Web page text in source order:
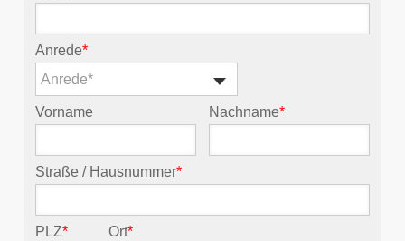
Anrede*
Anrede*
Vorname Nachname*
Straße / Hausnummer*
PLZ* Ort*